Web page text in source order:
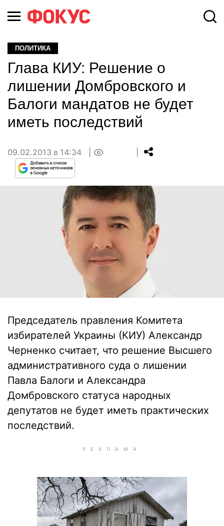
ПОЛИТИКА
Глава КИУ: Решение о
лишении Домбровского и
Балоги мандатов не будет
иметь последствий
09.02.2013 в 14:34
Председатель правления Комитета
избирателей Украины (КИУ) Александр
Черненко считает, что решение Высшего
административного суда о лишении
Павла Балоги и Александра
Домбровского статуса народных
депутатов не будет иметь практических
последствий.